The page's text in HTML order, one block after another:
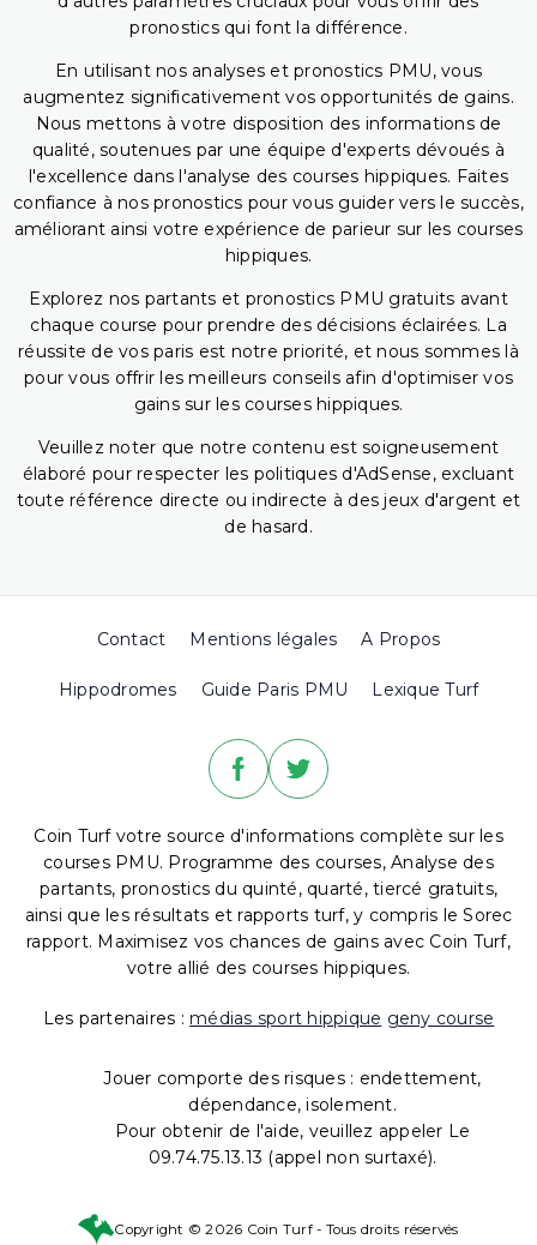
pronostics qui font la différence.
En utilisant nos analyses et pronostics PMU, vous
augmentez significativement vos opportunités de gains.
Nous mettons à votre disposition des informations de
qualité, soutenues par une équipe d'experts dévoués à
l'excellence dans l'analyse des courses hippiques. Faites
confiance à nos pronostics pour vous guider vers le succès,
améliorant ainsi votre expérience de parieur sur les courses
hippiques.
Explorez nos partants et pronostics PMU gratuits avant
chaque course pour prendre des décisions éclairées. La
réussite de vos paris est notre priorité, et nous sommes là
pour vous offrir les meilleurs conseils afin d'optimiser vos
gains sur les courses hippiques.
Veuillez noter que notre contenu est soigneusement
élaboré pour respecter les politiques d'AdSense, excluant
toute référence directe ou indirecte à des jeux d'argent et
de hasard.
Contact Mentions légales A Propos
Hippodromes Guide Paris PMU Lexique Turf
Coin Turf votre source d'informations complète sur les
courses PMU. Programme des courses, Analyse des
partants, pronostics du quinté, quarté, tiercé gratuits,
ainsi que les résultats et rapports turf, y compris le Sorec
rapport. Maximisez vos chances de gains avec Coin Turf,
votre allié des courses hippiques.
Les partenaires : médias sport hippique geny course
Jouer comporte des risques : endettement,
dépendance, isolement.
Pour obtenir de l'aide, veuillez appeler Le
09.74.75.13.13 (appel non surtaxé).
Copyright © 2026 Coin Turf - Tous droits réservés